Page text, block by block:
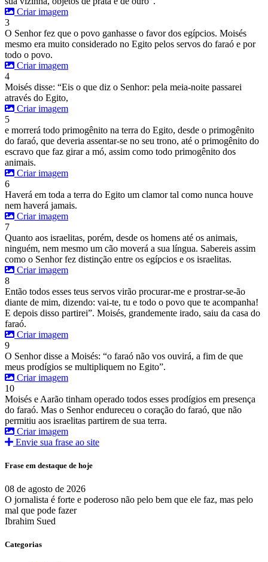
Criar imagem
3
O Senhor fez que o povo ganhasse o favor dos egípcios. Moisés
mesmo era muito considerado no Egito pelos servos do faraó e por
todo o povo.
Criar imagem
4
Moisés disse: “Eis o que diz o Senhor: pela meia-noite passarei
através do Egito,
Criar imagem
5
e morrerá todo primogênito na terra do Egito, desde o primogênito
do faraó, que deveria assentar-se no seu trono, até o primogênito do
escravo que faz girar a mó, assim como todo primogênito dos
animais.
Criar imagem
6
Haverá em toda a terra do Egito um clamor tal como nunca houve
nem haverá jamais.
Criar imagem
7
Quanto aos israelitas, porém, desde os homens até os animais,
ninguém, nem mesmo um cão moverá a sua língua. Sabereis assim
como o Senhor fez distinção entre os egípcios e os israelitas.
Criar imagem
8
Então todos esses teus servos virão procurar-me e prostrar-se-ão
diante de mim, dizendo: vai-te, tu e todo o povo que te acompanha!
E depois disso partirei”. Moisés, grandemente irado, saiu da casa do
faraó.
Criar imagem
9
O Senhor disse a Moisés: “o faraó não vos ouvirá, a fim de que
meus prodígios se multipliquem no Egito”.
Criar imagem
10
Moisés e Aarão tinham operado todos esses prodígios em presença
do faraó. Mas o Senhor endureceu o coração do faraó, que não
permitiu aos israelitas partirem de sua terra.
Criar imagem
Envie sua frase ao site
Frase em destaque de hoje
08 de agosto de 2026
O jornalista é forte e poderoso não pelo bem que ele faz, mas pelo
mal que pode fazer
Ibrahim Sued
Categorias